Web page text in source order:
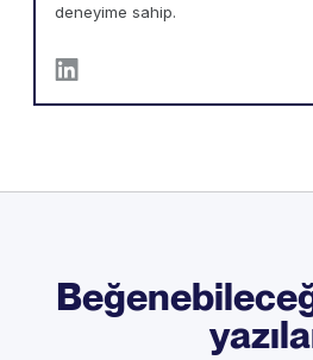
deneyime sahip.